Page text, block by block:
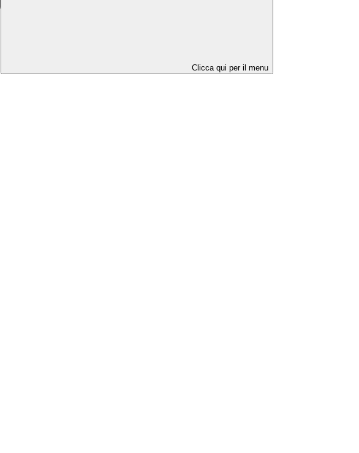
Clicca qui per il menu